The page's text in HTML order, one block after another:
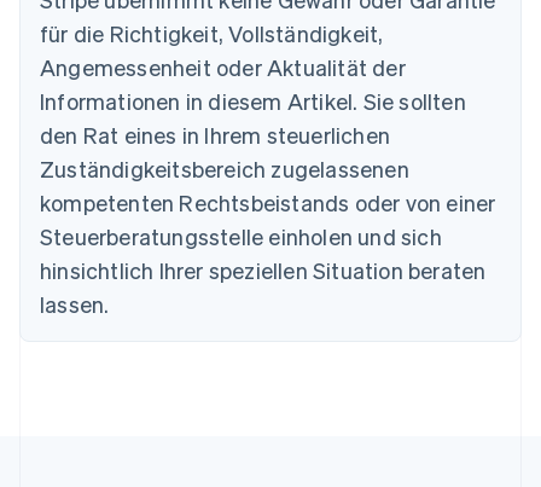
für die Richtigkeit, Vollständigkeit,
Angemessenheit oder Aktualität der
Informationen in diesem Artikel. Sie sollten
den Rat eines in Ihrem steuerlichen
Zuständigkeitsbereich zugelassenen
kompetenten Rechtsbeistands oder von einer
Steuerberatungsstelle einholen und sich
hinsichtlich Ihrer speziellen Situation beraten
lassen.
Australien
English
Belgien
NederlandsFrançaisDeutschEnglish
Português English
Bulgarien
English
Dänemark
English
Deutschland
Estland
English